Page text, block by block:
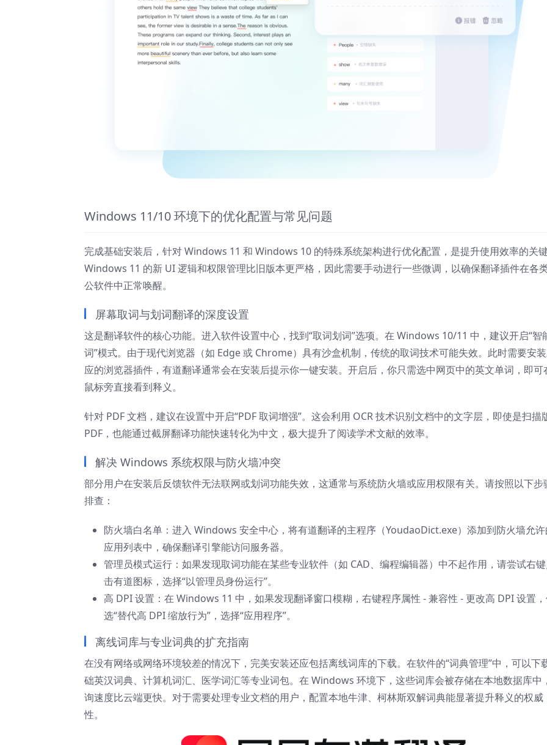
Windows 11/10 环境下的优化配置与常见问题
完成基础安装后，针对 Windows 11 和 Windows 10 的特殊系统架构进行优化配置，是提升使用效率的关键
Windows 11 的新 UI 逻辑和权限管理比旧版本更严格，因此需要手动进行一些微调，以确保翻译插件在各
公软件中正常唤醒。
屏幕取词与划词翻译的深度设置
这是翻译软件的核心功能。进入软件设置中心，找到“取词划词”选项。在 Windows 10/11 中，建议开启“智
词”模式。由于现代浏览器（如 Edge 或 Chrome）具有沙盒机制，传统的取词技术可能失效。此时需要安
应的浏览器插件，有道翻译通常会在安装后提示你一键安装。开启后，你只需选中网页中的英文单词，即可
鼠标旁直接看到释义。
针对 PDF 文档，建议在设置中开启“PDF 取词增强”。这会利用 OCR 技术识别文档中的文字层，即使是扫描
PDF，也能通过截屏翻译功能快速转化为中文，极大提升了阅读学术文献的效率。
解决 Windows 系统权限与防火墙冲突
部分用户在安装后反馈软件无法联网或划词功能失效，这通常与系统防火墙或应用权限有关。请按照以下步
排查：
防火墙白名单：进入 Windows 安全中心，将有道翻译的主程序（YoudaoDict.exe）添加到防火墙允许
应用列表中，确保翻译引擎能访问服务器。
管理员模式运行：如果发现取词功能在某些专业软件（如 CAD、编程编辑器）中不起作用，请尝试右
击有道图标，选择“以管理员身份运行”。
高 DPI 设置：在 Windows 11 中，如果发现翻译窗口模糊，右键程序属性 - 兼容性 - 更改高 DPI 设置
选“替代高 DPI 缩放行为”，选择“应用程序”。
离线词库与专业词典的扩充指南
在没有网络或网络环境较差的情况下，完美安装还应包括离线词库的下载。在软件的“词典管理”中，可以下
础英汉词典、计算机词汇、医学词汇等专业词包。在 Windows 环境下，这些词库会被存储在本地数据库中
询速度比云端更快。对于需要处理专业文档的用户，配置本地牛津、柯林斯双解词典能显著提升释义的权威
性。